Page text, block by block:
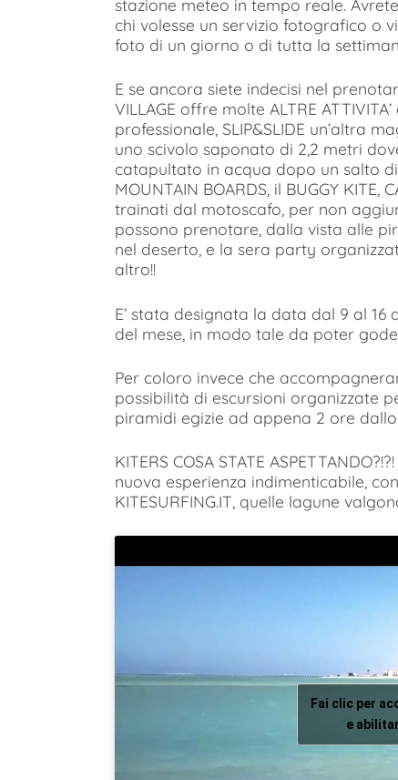
stazione meteo in tempo reale.
chi volesse un servizio fotografico o
foto di un giorno o di tutta la
E se ancora siete indecisi nel
VILLAGE offre molte ALTRE
professionale, SLIP&SLIDE un’altra
uno scivolo saponato di 2,2 metri
catapultato in acqua dopo un salto
MOUNTAIN BOARDS, il BUGGY
trainati dal motoscafo, per non
possono prenotare, dalla vista alle
nel deserto, e la sera party
altro!!
E’ stata designata la data dal 9 al
del mese, in modo tale da poter
Per coloro invece che
possibilità di escursioni organizzate
piramidi egizie ad appena 2 ore
KITERS COSA STATE
nuova esperienza indimenticabile, con
KITESURFING.IT, quelle lagune
Fai clic per
e